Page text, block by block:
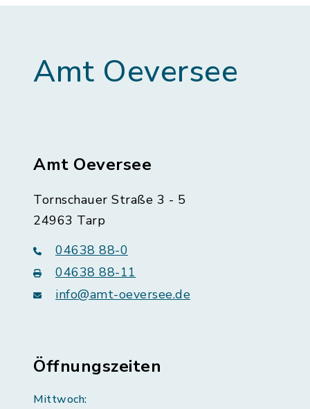
Amt Oeversee
Amt Oeversee
Tornschauer Straße 3 - 5
24963 Tarp
04638 88-0
04638 88-11
info@amt-oeversee.de
Öffnungszeiten
Mittwoch: